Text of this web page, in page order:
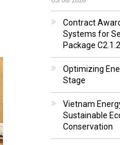
Contract
Systems for
Package
Optimizing
Stage
Vietnam
Sustainable
Conservation